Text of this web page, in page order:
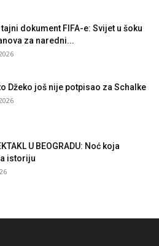
tajni dokument FIFA-e: Svijet u šoku
za naredni...
Džeko još nije potpisao za Schalke
U BEOGRADU: Noć koja
istoriju